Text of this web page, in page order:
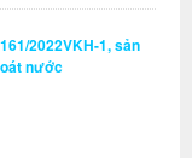
2022VKH-1, sản
nước